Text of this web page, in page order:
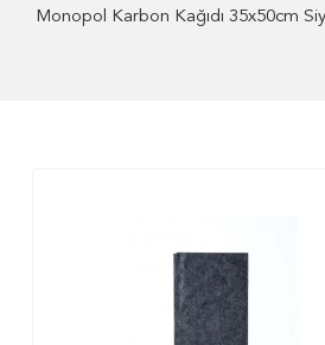
Monopol Karbon Kağıdı 35x50cm